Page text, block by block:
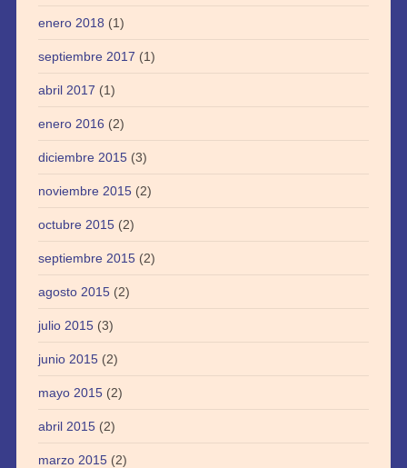
enero 2018 (1)
septiembre 2017 (1)
abril 2017 (1)
enero 2016 (2)
diciembre 2015(3)
noviembre 2015(2)
octubre 2015(2)
septiembre 2015(2)
agosto 2015(2)
julio 2015(3)
junio 2015(2)
mayo 2015(2)
abril 2015(2)
marzo 2015(2)